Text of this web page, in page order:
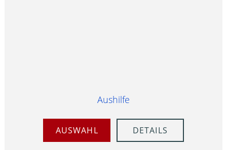
Aushilfe
AUSWAHL DETAILS